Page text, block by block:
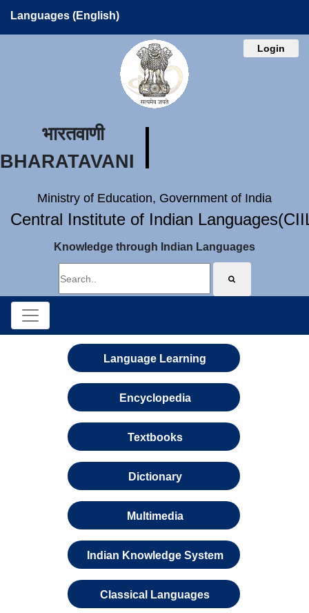
Languages (English)
Login
भारतवाणी
BHARATAVANI
Ministry of Education, Government of India
Central Institute of Indian
Knowledge through Indian Languages
Language Learning
Encyclopedia
Textbooks
Dictionary
Multimedia
Indian Knowledge System
Classical Languages